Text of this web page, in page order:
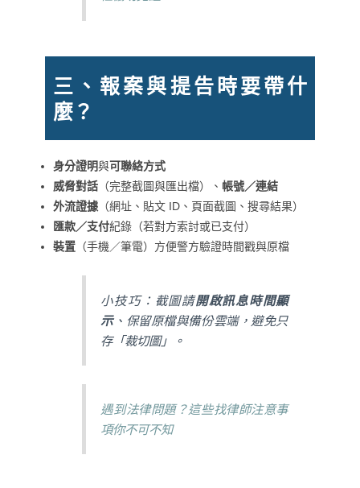
三、報案與提告時要帶什
麼？
身分證明與可聯絡方式
威脅對話（完整截圖與匯出檔）、 帳號／連結
外流證據（網址、貼文 ID、頁面截圖、搜尋結果）
匯款／支付紀錄（若對方索討或已支付）
裝置（手機／筆電）方便警方驗證時間戳與原檔
小技巧：截圖請開啟訊息時間顯
示、保留原檔與備份雲端，避免只
存「裁切圖」。
遇到法律問題？這些找律師注意事
項你不可不知